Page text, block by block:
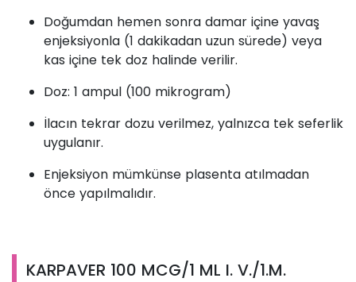
Doğumdan hemen sonra damar içine yavaş
enjeksiyonla (1 dakikadan uzun sürede) veya
kas içine tek doz halinde verilir.
Doz: 1 ampul (100 mikrogram)
İlacın tekrar dozu verilmez, yalnızca tek seferlik
uygulanır.
Enjeksiyon mümkünse plasenta atılmadan
önce yapılmalıdır.
KARPAVER 100 MCG/1 ML I. V./1.M.